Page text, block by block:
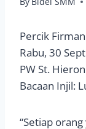
Percik
Rabu, 30
PW St.
Bacaan Injil:
“Setiap